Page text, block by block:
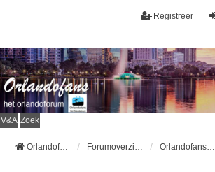
Registreer
V&A Zoek
Orlandofans Homepage Forumoverzicht Orlandofans forum